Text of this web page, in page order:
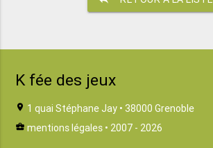
K fée des jeux
location_on 1 quai Stéphane Jay • 38000 Grenoble
business_center mentions légales • 2007 - 2026